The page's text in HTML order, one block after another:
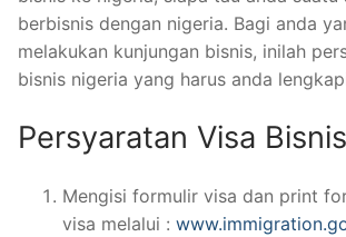
berbisnis dengan nigeria. Bagi anda
melakukan kunjungan bisnis, inilah
bisnis nigeria yang harus anda
Persyaratan Visa
Mengisi formulir visa dan print
visa melalui :